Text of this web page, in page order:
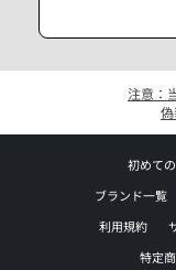
注意：
初めて
ブランド一覧
利用規約
特定